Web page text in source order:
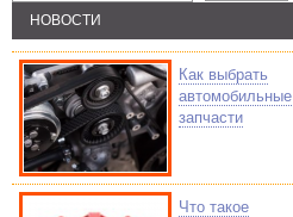
НОВОСТИ
Как выбрать
автомобильные
запчасти
Что такое